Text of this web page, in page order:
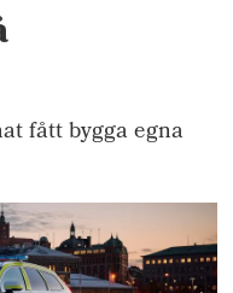
fått bygga egna